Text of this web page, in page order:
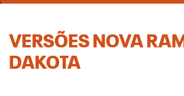
VERSÕES NOVA RAM
DAKOTA